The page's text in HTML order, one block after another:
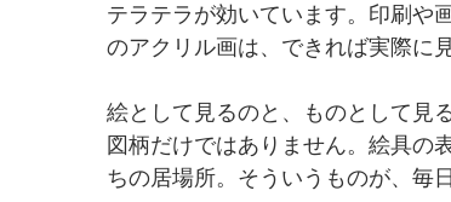
テラテラが効いています。印刷や
のアクリル画は、できれば実際に
絵として見るのと、ものとして見
図柄だけではありません。絵具の
ちの居場所。そういうものが、毎